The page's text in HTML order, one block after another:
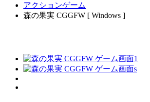
アクションゲーム
森の果実 CGGFW [ Windows ]